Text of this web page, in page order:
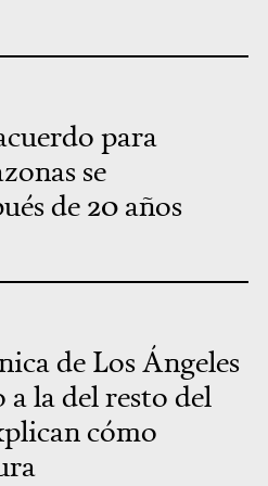
para
se
de 20 años
de Los Ángeles
a la del resto del
cómo